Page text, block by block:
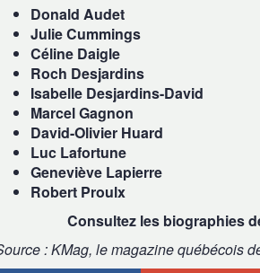
Donald Audet
Julie Cummings
Céline Daigle
Roch Desjardins
Isabelle Desjardins-David
Marcel Gagnon
David-Olivier Huard
Luc Lafortune
Geneviève Lapierre
Robert Proulx
Consultez les biographies
: KMag, le magazine québécois